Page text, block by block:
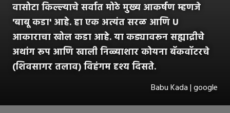
वासोटा किल्ल्याचे सर्वात मोठे मुख्य आकर्षण म्हणजे
'बाबू कडा' आहे. हा एक अत्यंत सरळ आणि U
आकाराचा खोल कडा आहे. या कड्यावरून सह्याद्रीचे
अथांग रूप आणि खाली निळ्याशार कोयना बॅकवॉटरचे
(शिवसागर तलाव) विहंगम दृश्य दिसते.
Babu Kada | google